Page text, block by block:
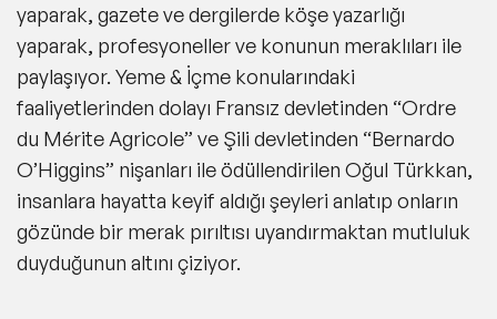
yaparak, gazete ve dergilerde köşe yazarlığı
yaparak, profesyoneller ve konunun meraklıları ile
paylaşıyor. Yeme & İçme konularındaki
faaliyetlerinden dolayı Fransız devletinden “Ordre
du Mérite Agricole” ve Şili devletinden “Bernardo
O’Higgins” nişanları ile ödüllendirilen Oğul Türkkan,
insanlara hayatta keyif aldığı şeyleri anlatıp onların
gözünde bir merak pırıltısı uyandırmaktan mutluluk
duyduğunun altını çiziyor.